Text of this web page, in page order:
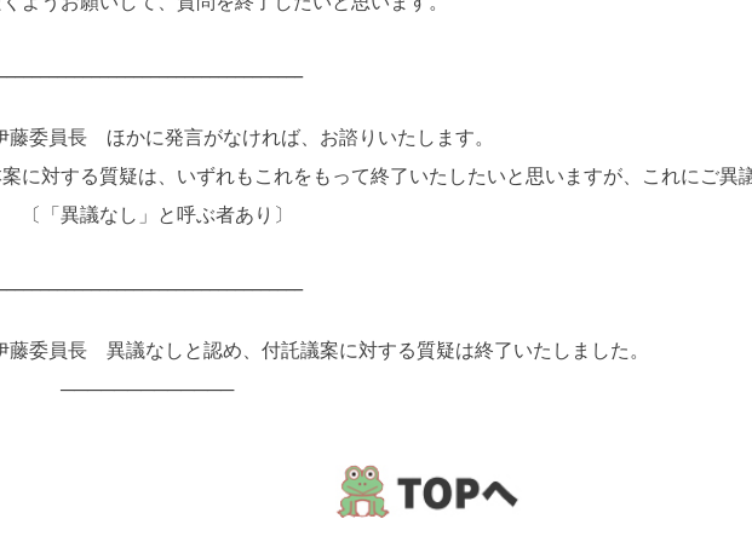
委員長 ほかに発言がなければ、お諮りいたします。
に対する質疑は、いずれもこれをもって終了いたしたいと思いますが、これにご異
異議なし」と呼ぶ者あり〕
委員長 異議なしと認め、付託議案に対する質疑は終了いたしました。